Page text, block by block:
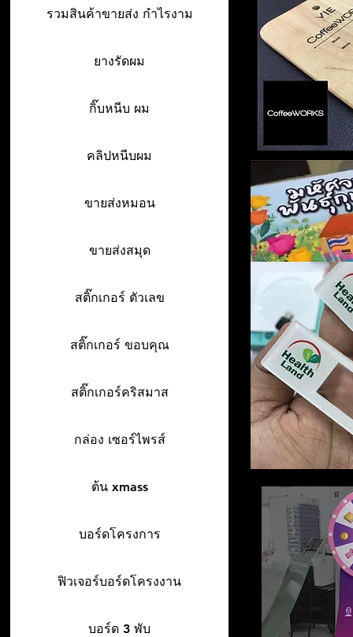
รวมสินค้าขายส่ง กำไรงาม
ยางรัดผม
กิ๊บหนีบ ผม
คลิปหนีบผม
ขายส่งหมอน
ขายส่งสมุด
สติ๊กเกอร์ ตัวเลข
สติ๊กเกอร์ ขอบคุณ
สติ๊กเกอร์คริสมาส
กล่อง เซอร์ไพรส์
ต้น xmass
บอร์ดโครงการ
ฟิวเจอร์บอร์ดโครงงาน
บอร์ด 3 พับ